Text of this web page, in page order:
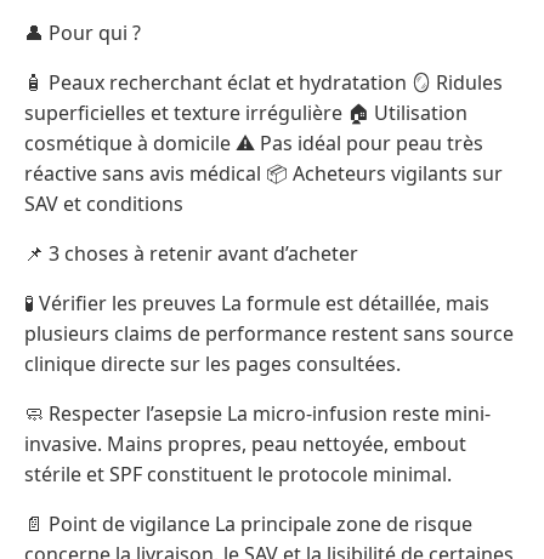
👤 Pour qui ?
🧴 Peaux recherchant éclat et hydratation 🪞 Ridules
superficielles et texture irrégulière 🏠 Utilisation
cosmétique à domicile ⚠️ Pas idéal pour peau très
réactive sans avis médical 📦 Acheteurs vigilants sur
SAV et conditions
📌 3 choses à retenir avant d’acheter
🧪 Vérifier les preuves La formule est détaillée, mais
plusieurs claims de performance restent sans source
clinique directe sur les pages consultées.
🧼 Respecter l’asepsie La micro-infusion reste mini-
invasive. Mains propres, peau nettoyée, embout
stérile et SPF constituent le protocole minimal.
📄 Point de vigilance La principale zone de risque